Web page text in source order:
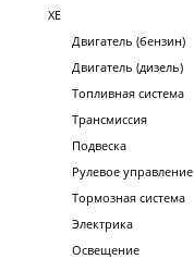
XE
Двигатель (бензин)
Двигатель (дизель)
Топливная система
Трансмиссия
Подвеска
Рулевое управление
Тормозная система
Электрика
Освещение